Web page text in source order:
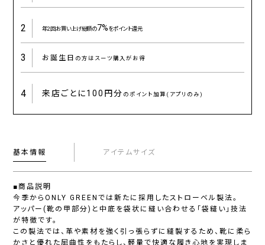
2 年2回お買い上げ総額の7%をポイント還元
3 お誕生日 の方はスーツ購入がお得
4 来店ごとに100円分 のポイント加算(アプリのみ)
基本情報 アイテムサイズ
■商品説明
今季からONLY GREENでは新たに採用したストローベル製法。
アッパー(靴の甲部分)と中底を袋状に縫い合わせる「袋縫い」技法
が特徴です。
この製法では、革や素材を強く引っ張らずに縫製するため、靴に柔ら
かさと優れた屈曲性をもたらし、軽量で快適な履き心地を実現しま